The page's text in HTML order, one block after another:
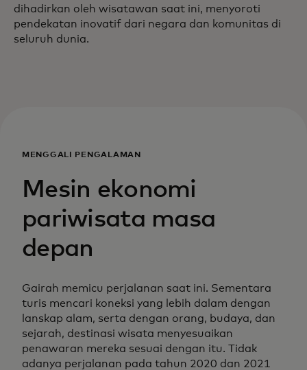
dihadirkan oleh wisatawan saat ini, menyoroti
pendekatan inovatif dari negara dan komunitas di
seluruh dunia.
MENGGALI PENGALAMAN
Mesin ekonomi
pariwisata masa
depan
Gairah memicu perjalanan saat ini. Sementara
turis mencari koneksi yang lebih dalam dengan
lanskap alam, serta dengan orang, budaya, dan
sejarah, destinasi wisata menyesuaikan
penawaran mereka sesuai dengan itu. Tidak
adanya perjalanan pada tahun 2020 dan 2021